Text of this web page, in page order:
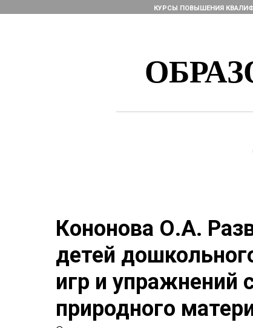
КУРСЫ ПОВЫШЕНИЯ
Кононова О.А.
детей
игр и упражнений
природного